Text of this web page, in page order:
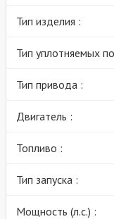
Тип изделия :
Тип уплотняемых
Тип привода :
Двигатель :
Топливо :
Тип запуска :
Мощность (л.с.) :